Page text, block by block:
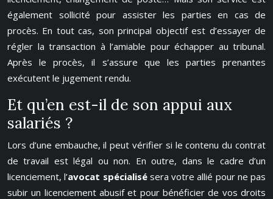
également sollicité pour assister les parties en cas de
procès. En tout cas, son principal objectif est d’essayer de
régler la transaction à l’amiable pour échapper au tribunal.
Après le procès, il s’assure que les parties prenantes
exécutent le jugement rendu.
Et qu’en est-il de son appui aux
salariés ?
Lors d’une embauche, il peut vérifier si le contenu du contrat
de travail est légal ou non. En outre, dans le cadre d’un
licenciement, l’avocat spécialisé sera votre allié pour ne pas
subir un licenciement abusif et pour bénéficier de vos droits